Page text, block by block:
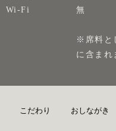
Wi-Fi
無
※席料と
に含まれ
こだわり おしながき